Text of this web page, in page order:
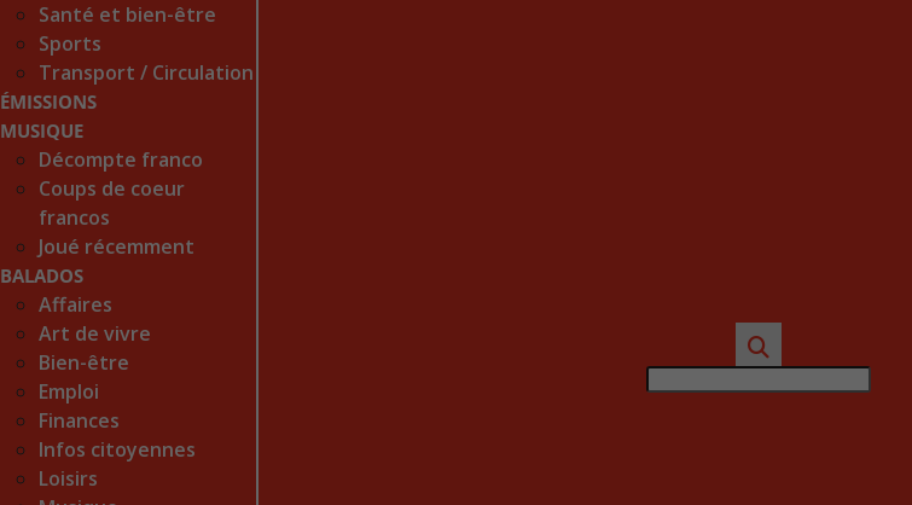
Santé et bien-être
Sports
Transport / Circulation
ÉMISSIONS
MUSIQUE
Décompte franco
Coups de coeur
francos
Joué récemment
BALADOS
Affaires
Art de vivre
Bien-être
Emploi
Finances
Infos citoyennes
Loisirs